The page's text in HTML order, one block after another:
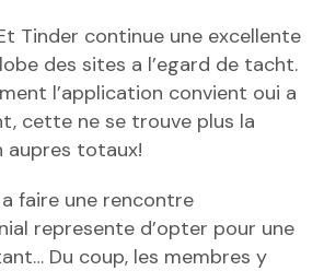
Tinder continue une excellente
des sites a l’egard de tacht.
l’application convient oui a
cette ne se trouve plus la
aupres totaux!
a faire une rencontre
represente d’opter pour une
Du coup, les membres y